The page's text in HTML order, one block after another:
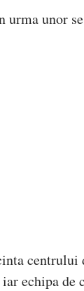
urma unor
centrului
echipa de